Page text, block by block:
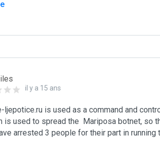
il y a 15 ans
ljepotice.ru is used as a command and
is used to spread the  Mariposa botnet, so
arrested 3 people for their part in running